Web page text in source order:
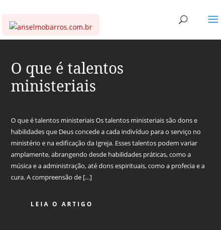
O que é talentos
ministeriais
O que é talentos ministeriais Os talentos ministeriais são dons e
habilidades que Deus concede a cada indivíduo para o serviço no
ministério e na edificação da Igreja. Esses talentos podem variar
amplamente, abrangendo desde habilidades práticas, como a
música e a administração, até dons espirituais, como a profecia e a
cura. A compreensão de […]
LEIA O ARTIGO